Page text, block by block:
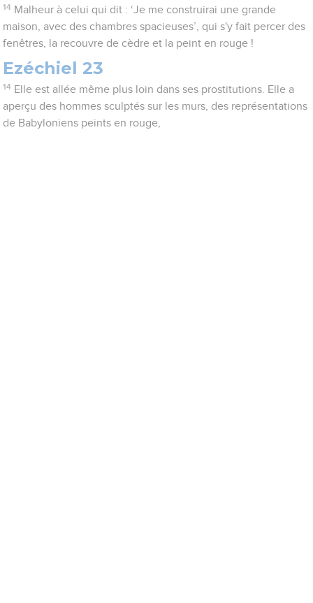
14 Malheur à celui qui dit : ‘Je me construirai une grande
maison, avec des chambres spacieuses’, qui s'y fait percer des
fenêtres, la recouvre de cèdre et la peint en rouge !
Ezéchiel 23
14 Elle est allée même plus loin dans ses prostitutions. Elle a
aperçu des hommes sculptés sur les murs, des représentations
de Babyloniens peints en rouge,